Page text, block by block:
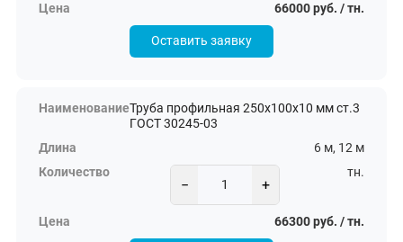
66000 руб. / тн.
Оставить заявку
Труба профильная 250х100х10 мм ст.3
ГОСТ 30245-03
6 м, 12 м
− +
тн.
66300 руб. / тн.